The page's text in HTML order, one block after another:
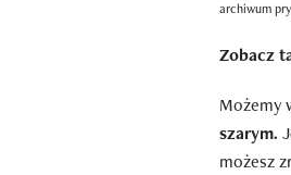
archiwum
Zobacz
Możemy
szarym.
możesz